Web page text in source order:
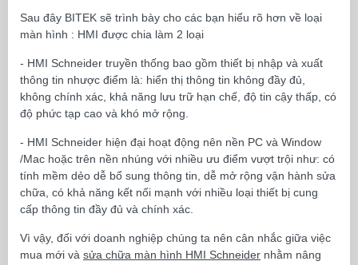
Sau đây BITEK sẽ trình bày cho các bạn hiểu rõ hơn về loại
màn hình : HMI được chia làm 2 loại
- HMI Schneider truyền thống bao gồm thiết bị nhập và xuất
thông tin nhược điểm là: hiển thị thông tin không đầy đủ,
không chính xác, khả năng lưu trữ hạn chế, độ tin cậy thấp, có
độ phức tạp cao và khó mở rộng.
- HMI Schneider hiện đại hoạt động nên nền PC và Window
/Mac hoặc trên nền nhúng với nhiều ưu điểm vượt trội như: có
tính mềm dẻo dễ bổ sung thông tin, dễ mở rộng vận hành sửa
chữa, có khả năng kết nối mạnh với nhiều loại thiết bị cung
cấp thông tin đầy đủ và chính xác.
Vì vậy, đối với doanh nghiệp chúng ta nên cân nhắc giữa việc
mua mới và sửa chữa màn hình HMI Schneider nhằm nâng